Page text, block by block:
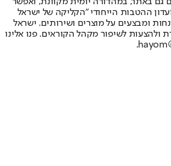
ההטבות הייחודי "הקליקה של ישראל
ומבצעים על מוצרים ושירותים. ישראל
ולהצעות לשיפור מקהל הקוראים. פנו אלינו